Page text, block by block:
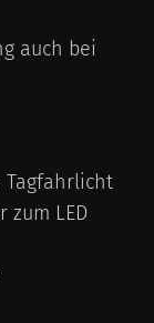
auch bei
Tagfahrlicht
LED